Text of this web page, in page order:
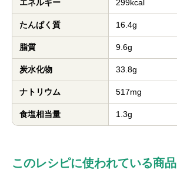
エネルギー 299kcal
たんぱく質 16.4g
脂質 9.6g
炭水化物 33.8g
ナトリウム 517mg
食塩相当量 1.3g
このレシピに使われている商品